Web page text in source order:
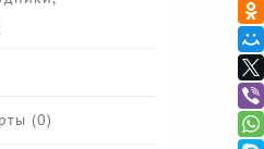
(0)